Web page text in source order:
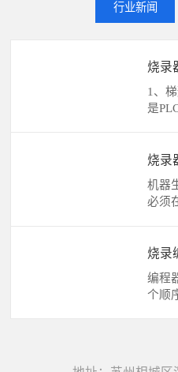
行业新闻
烧录
1、
是
烧录
机器
必须
烧录
编程
个顺